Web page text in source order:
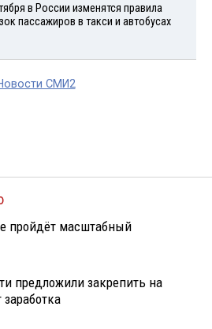
в России изменятся правила
пассажиров в такси и автобусах
СМИ2
пройдёт масштабный
предложили закрепить на